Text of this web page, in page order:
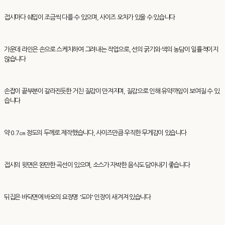
접시마다 쉐입이 조금씩 다를 수 있으며, 사이즈 오차가 있을 수 있습니다
가운데 라인은 손으로 스케치하여 그려내는 작업으로, 선의 굵기와 색의 농담이 일률적이지
않습니다
손잡이 끝부분이 갈라진듯한 거친 질감이 만져지며, 질감으로 인해 유약까임이 보여질 수 있
습니다
약 0.7㎝ 정도의 두께로 제작했습니다, 사이즈만큼 우직한 무게감이 있습니다
접시의 윗면은 완만한 곡선이 있으며, 소스가 자박한 음식도 담아내기 좋습니다
뒤집은 바닥면에 바오의 요장명 '도야' 인장이 새겨져 있습니다